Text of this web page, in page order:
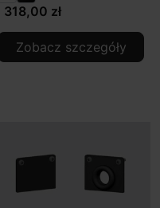
318,00 zł
Zobacz szczegóły